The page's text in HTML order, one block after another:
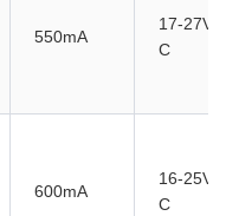
550mA
17-27VD
C
600mA
16-25VD
C